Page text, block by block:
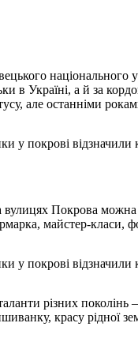
в Україні, а й за
але останніми
Покрова
майстер-класи,
різних
красу рідної